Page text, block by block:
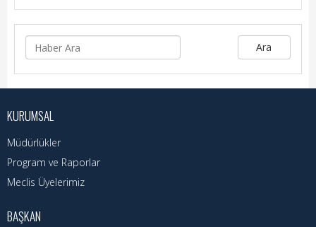
Duyurular
Foto Galeri
Videolar
Hizmet Rehberi
Faaliyet Raporu
Ara
KURUMSAL
Müdürlükler
Program ve Raporlar
Meclis Üyelerimiz
BAŞKAN